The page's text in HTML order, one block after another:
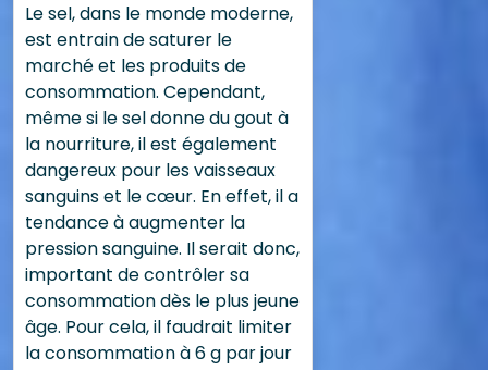
Le sel, dans le monde moderne,
est entrain de saturer le
marché et les produits de
consommation. Cependant,
même si le sel donne du gout à
la nourriture, il est également
dangereux pour les vaisseaux
sanguins et le cœur. En effet, il a
tendance à augmenter la
pression sanguine. Il serait donc,
important de contrôler sa
consommation dès le plus jeune
âge. Pour cela, il faudrait limiter
la consommation à 6 g par jour